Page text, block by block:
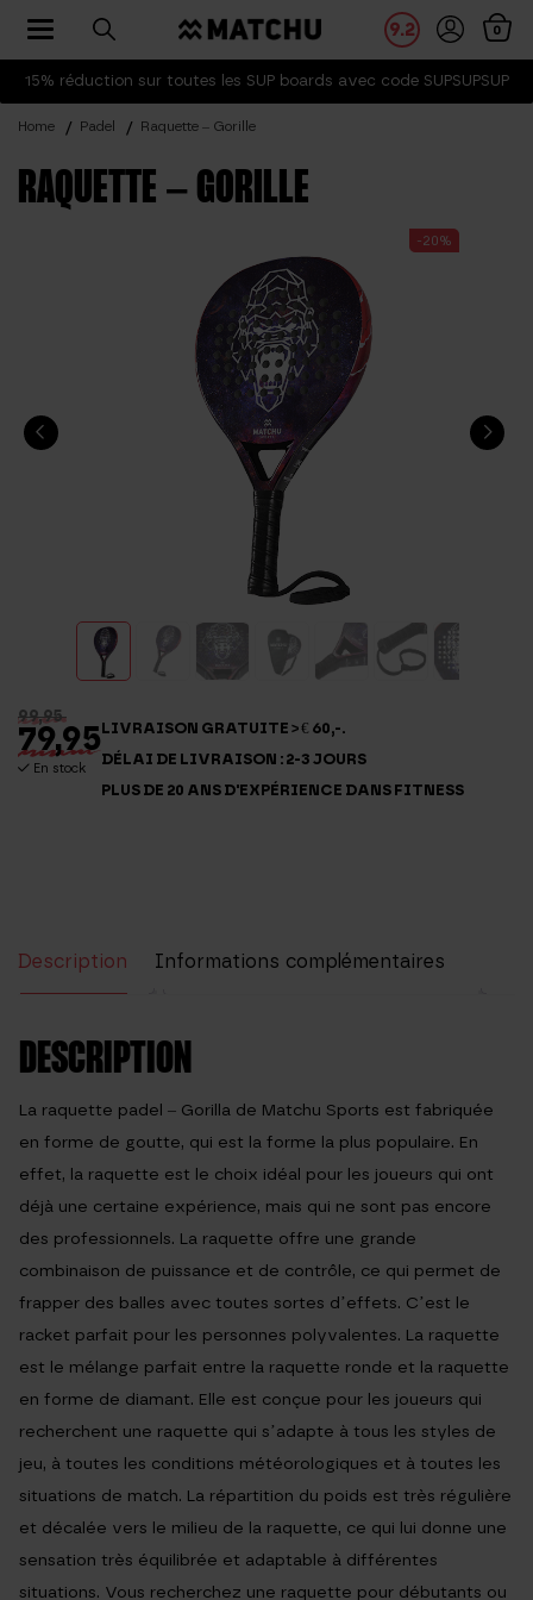
15% réduction sur toutes les SUP boards avec code SUPSUPSUP
9.2 0
Toggle navigation
Home Padel Raquette – Gorille
RAQUETTE – GORILLE
-20%
99,95
79,95
En stock
LIVRAISON GRATUITE > € 60,-.
DÉLAI DE LIVRAISON : 2-3 JOURS
PLUS DE 20 ANS D'EXPÉRIENCE DANS FITNESS
Description
Informations complémentaires
DESCRIPTION
La raquette padel – Gorilla de Matchu Sports est fabriquée
en forme de goutte, qui est la forme la plus populaire. En
effet, la raquette est le choix idéal pour les joueurs qui ont
déjà une certaine expérience, mais qui ne sont pas encore
des professionnels. La raquette offre une grande
combinaison de puissance et de contrôle, ce qui permet de
frapper des balles avec toutes sortes d’effets. C’est le
racket parfait pour les personnes polyvalentes. La raquette
est le mélange parfait entre la raquette ronde et la raquette
en forme de diamant. Elle est conçue pour les joueurs qui
recherchent une raquette qui s’adapte à tous les styles de
jeu, à toutes les conditions météorologiques et à toutes les
situations de match. La répartition du poids est très régulière
et décalée vers le milieu de la raquette, ce qui lui donne une
sensation très équilibrée et adaptable à différentes
situations. Vous recherchez une raquette pour débutants ou